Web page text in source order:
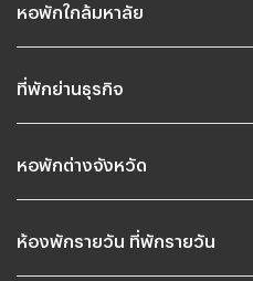
หอพักใกล้มหาลัย
ที่พักย่านธุรกิจ
หอพักต่างจังหวัด
ห้องพักรายวัน ที่พักรายวัน